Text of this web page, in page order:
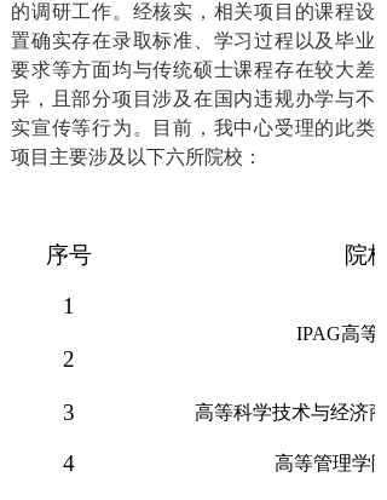
的调研工作。经核实，相关项目的课程设
置确实存在录取标准、学习过程以及毕业
要求等方面均与传统硕士课程存在较大差
异，且部分项目涉及在国内违规办学与不
实宣传等行为。目前，我中心受理的此类
项目主要涉及以下六所院校：
序号
院校
1
IPAG高等
2
3 高等科学技术与经济
4 高等管理学